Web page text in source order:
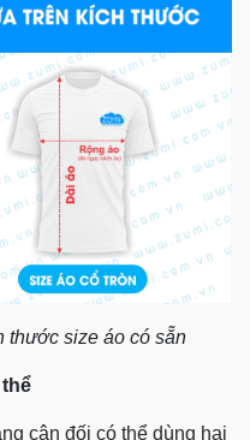
thước size áo có sẵn
cân đối có thể dùng hai